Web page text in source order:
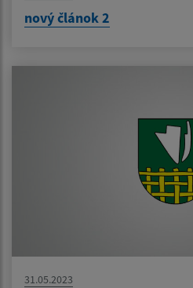
nový článok 2
31.05.2023